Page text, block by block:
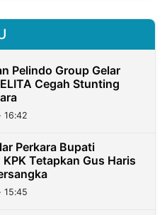
Pelindo Group Gelar
Cegah Stunting
16:42
Perkara Bupati
KPK Tetapkan Gus Haris
15:45